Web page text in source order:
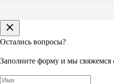
Остались вопросы?
Заполните форму и мы свяжемся